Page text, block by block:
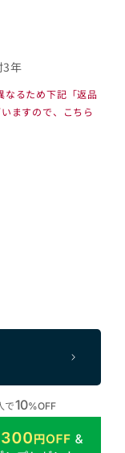
3年
なるため下記「返品
ますので、こちら
で10%OFF